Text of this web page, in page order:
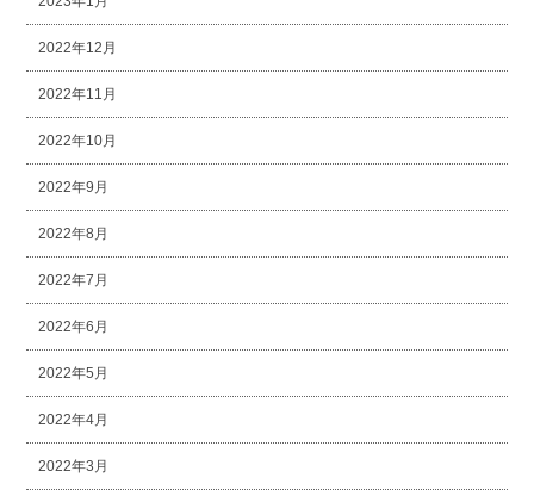
2022年12月
2022年11月
2022年10月
2022年9月
2022年8月
2022年7月
2022年6月
2022年5月
2022年4月
2022年3月